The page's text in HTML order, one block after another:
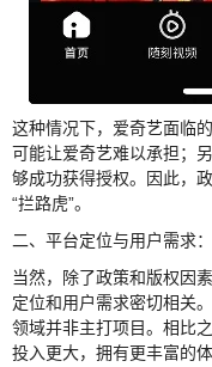
这种情况下，爱奇艺面临
可能让爱奇艺难以承担；
够成功获得授权。因此，
“拦路虎”。
二、平台定位与用户需求
当然，除了政策和版权因
定位和用户需求密切相关
领域并非主打项目。相比
投入更大，拥有更丰富的